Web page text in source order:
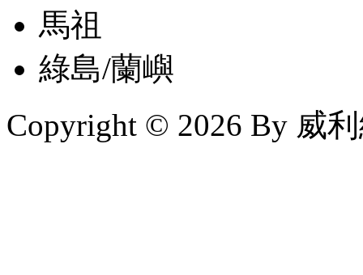
馬祖
綠島/蘭嶼
Copyright © 2026 By 威